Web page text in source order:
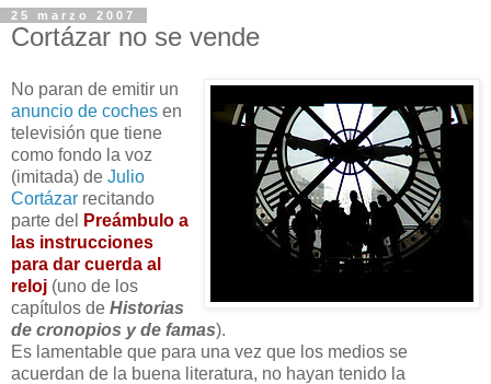
25 marzo 2007
Cortázar no se vende
No paran de emitir un
anuncio de coches en
televisión que tiene
como fondo la voz
(imitada) de Julio
Cortázar recitando
parte del
Preámbulo a
las instrucciones
para dar cuerda al
reloj (uno de los
capítulos de Historias
de cronopios y de famas).
Es lamentable que para una vez que los medios se
acuerdan de la buena literatura, no hayan tenido la